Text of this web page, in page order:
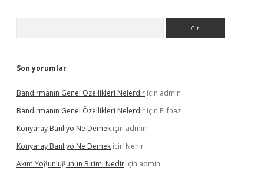
Son yorumlar
Bandırmanın Genel Özellikleri Nelerdir için admin
Bandırmanın Genel Özellikleri Nelerdir için Elifnaz
Konyaray Banliyö Ne Demek için admin
Konyaray Banliyö Ne Demek için Nehir
Akım Yoğunluğunun Birimi Nedir için admin